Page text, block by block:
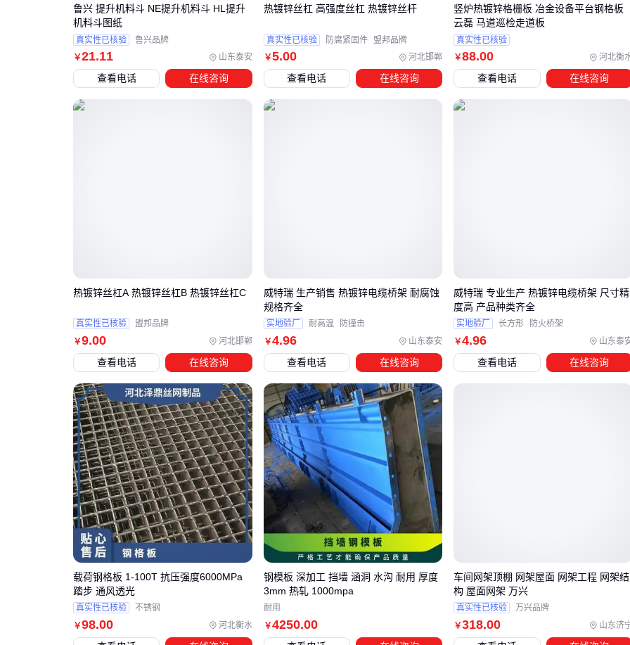
安装方式也不容忽视。有些报价包含专业安装服务，而看似便
宜的自安装方案可能隐藏着结构风险。
三、不同场景下如何选择网架类型？
网架的选型首先要考虑实际使用场景的需求差异。例如，建筑
铝网架虽然单价较高，但在需要频繁移动或抗腐蚀的场景（如
舞台桁架、沿海建筑）中，其长期维护成本可能更低。而钢质
脚手架网架更适合预算有限且对重量不敏感的项目。
选型时还需注意配套连接件的兼容性。例如 盘扣式脚手架
要匹配特定斜拉杆，而球形焊接球网架
高。
四、网架安装必备配件：别让连接件和防腐处理拖后腿
采购网架主结构后，连接件和防腐处理往往成为容易被忽视的
成本黑洞。劣质连接件可能导致结构松动，而不足的防腐处理
会显著缩短网架使用寿命。
关键配套包括：
网架连接件 ：角铁连接件和
材质
防腐涂料：根据环境湿度选择氯化聚乙烯防腐漆
支座系统：固定支座和滑动支座影响结构应力分布
￥21.11 山东泰安
鲁兴 提升机料斗 NE提升机料斗 HL提升
机料斗图纸
真实性已核验 鲁兴品牌
查看电话 在线咨询
￥5.00 河北邯郸
热镀锌丝杠 高强度丝杠 热镀锌丝杆
真实性已核验 防腐紧固件 盟邦品牌
查看电话 在线咨询
￥88.00 河北衡
竖炉热镀锌格栅板 冶金设备平台钢格板
云磊 马道巡检走道板
真实性已核验
查看电话 在线咨询
￥9.00 河北邯郸
热镀锌丝杠A 热镀锌丝杠B 热镀锌丝杠C
真实性已核验 盟邦品牌
查看电话 在线咨询
￥4.96 山东泰安
威特瑞 生产销售 热镀锌电缆桥架 耐腐蚀
规格齐全
实地验厂 耐高温 防撞击
查看电话 在线咨询
￥4.96 山东泰
威特瑞 专业生产 热镀锌电缆桥架 尺寸精
度高 产品种类齐全
实地验厂 长方形 防火桥架
查看电话 在线咨询
￥98.00 河北衡水
载荷钢格板 1-100T 抗压强度6000MPa
踏步 通风透光
真实性已核验 不锈钢
￥4250.00
钢模板 深加工 挡墙 涵洞 水沟 耐用 厚度
3mm 热轧 1000mpa
耐用
￥318.00 山东济
车间网架顶棚 网架屋面 网架工程 网架结
构 屋面网架 万兴
真实性已核验 万兴品牌